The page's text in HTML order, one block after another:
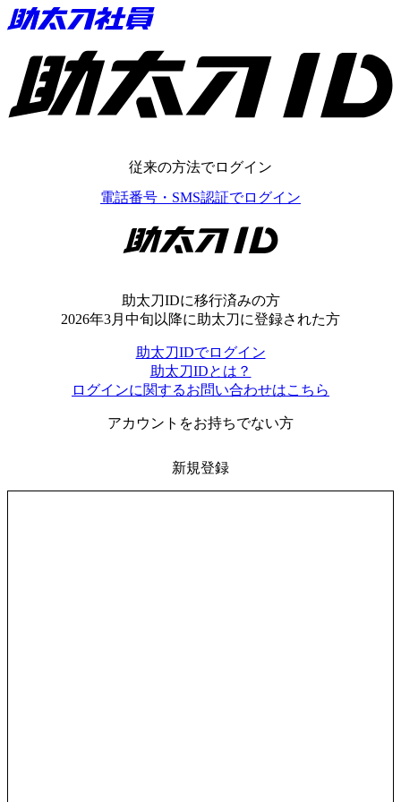
助太刀ID
従来の方法でログイン
電話番号・SMS認証でログイン
助太刀ID
助太刀IDに移行済みの方
2026年3月中旬以降に助太刀に登録された方
助太刀IDでログイン
助太刀IDとは？
ログインに関するお問い合わせはこちら
アカウントをお持ちでない方
新規登録